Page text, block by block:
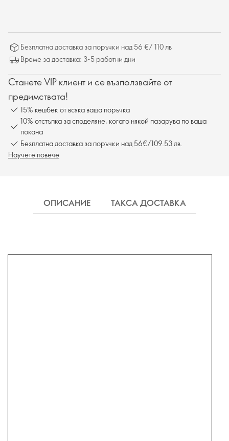
Безплатна доставка за поръчки над 56 €/ 110 лв
Време за доставка: 3-5 работни дни
Станете VIP клиент и се възползвайте от
предимствата!
15% кешбек от всяка ваша поръчка
10% отстъпка за споделяне, когато някой пазарува по ваша
покана
Безплатна доставка за поръчки над 56€/109.53 лв.
Научете повече
ОПИСАНИЕ ТАКСА ДОСТАВКА